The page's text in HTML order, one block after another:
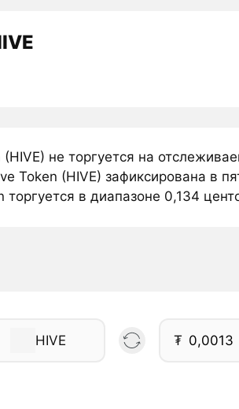
не торгуется на
Token (HIVE) зафиксирована в
в диапазоне 0,134
HIVE ₮